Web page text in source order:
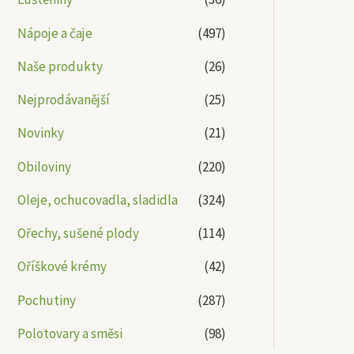
Nápoje a čaje
(497)
Naše produkty
(26)
Nejprodávanější
(25)
Novinky
(21)
Obiloviny
(220)
Oleje, ochucovadla, sladidla
(324)
Ořechy, sušené plody
(114)
Oříškové krémy
(42)
Pochutiny
(287)
Polotovary a směsi
(98)